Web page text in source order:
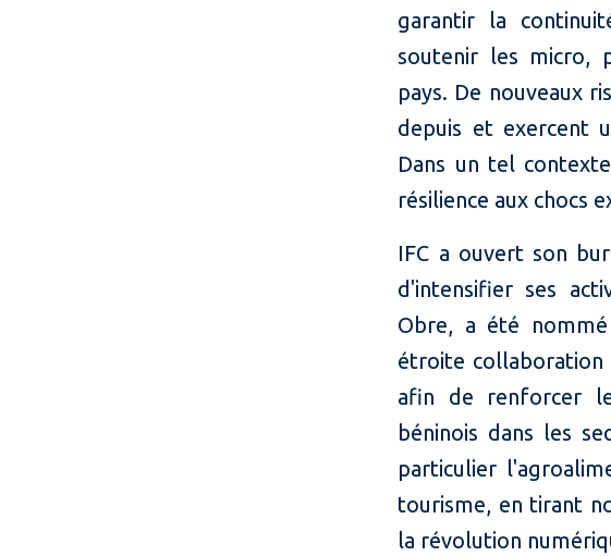
garantir la
soutenir les micro,
pays. De nouveaux
depuis et exercent
Dans un tel
résilience aux chocs
IFC a ouvert son
d'intensifier ses
Obre, a été
étroite collaboration
afin de renforcer
béninois dans les
particulier
tourisme, en tirant
la révolution